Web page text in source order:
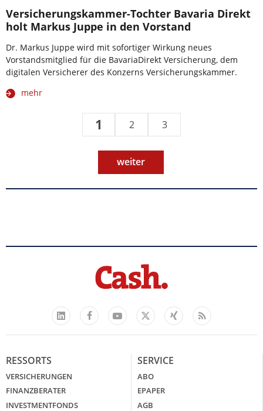
Versicherungskammer-Tochter Bavaria Direkt
holt Markus Juppe in den Vorstand
Dr. Markus Juppe wird mit sofortiger Wirkung neues
Vorstandsmitglied für die BavariaDirekt Versicherung, dem
digitalen Versicherer des Konzerns Versicherungskammer.
mehr
1 2 3
weiter
LinkedIn
FacebookYouTube
X
Xing Feed
RESSORTS
VERSICHERUNGEN
FINANZBERATER
INVESTMENTFONDS
SERVICE
ABO
EPAPER
AGB